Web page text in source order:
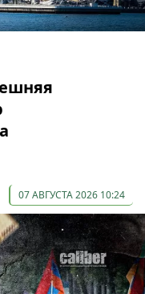
07 АВГУСТА 2026 10:24